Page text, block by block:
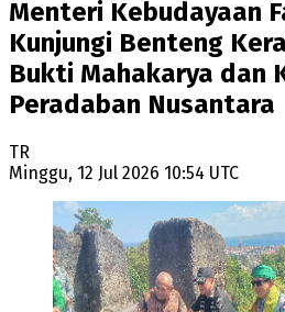
Menteri Kebudayaan
Kunjungi Benteng
Bukti Mahakarya dan
Peradaban Nusantara
TR
Minggu, 12 Jul 2026 10:54 UTC